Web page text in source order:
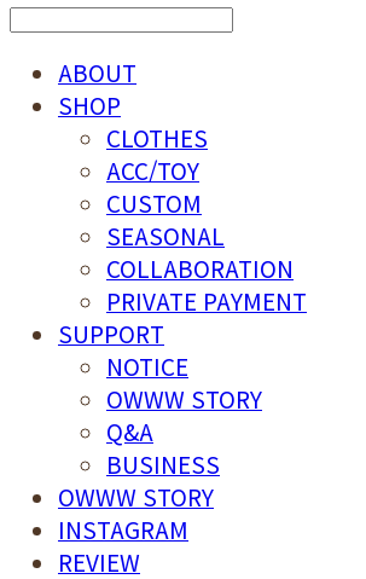
ABOUT
SHOP
CLOTHES
ACC/TOY
CUSTOM
SEASONAL
COLLABORATION
PRIVATE PAYMENT
SUPPORT
NOTICE
OWWW STORY
Q&A
BUSINESS
OWWW STORY
INSTAGRAM
REVIEW